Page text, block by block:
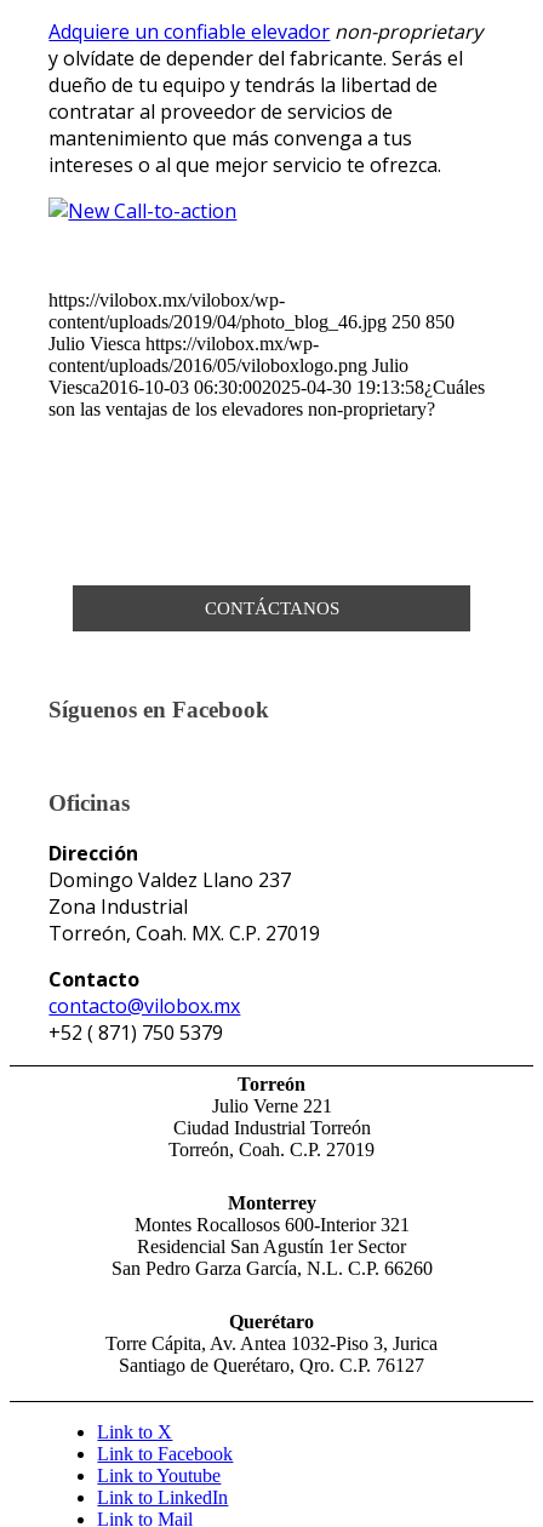
Adquiere un confiable elevador non-proprietary
y olvídate de depender del fabricante. Serás el
dueño de tu equipo y tendrás la libertad de
contratar al proveedor de servicios de
mantenimiento que más convenga a tus
intereses o al que mejor servicio te ofrezca.
https://vilobox.mx/vilobox/wp-
content/uploads/2019/04/photo_blog_46.jpg 250 850
Julio Viesca https://vilobox.mx/wp-
content/uploads/2016/05/viloboxlogo.png Julio
Viesca2016-10-03 06:30:002025-04-30 19:13:58¿Cuáles
son las ventajas de los elevadores non-proprietary?
CONTÁCTANOS
Síguenos en Facebook
Oficinas
Dirección
Domingo Valdez Llano 237
Zona Industrial
Torreón, Coah. MX. C.P. 27019
Contacto
contacto@vilobox.mx
+52 ( 871) 750 5379
Torreón
Julio Verne 221
Ciudad Industrial Torreón
Torreón, Coah. C.P. 27019
Monterrey
Montes Rocallosos 600-Interior 321
Residencial San Agustín 1er Sector
San Pedro Garza García, N.L. C.P. 66260
Querétaro
Torre Cápita, Av. Antea 1032-Piso 3, Jurica
Santiago de Querétaro, Qro. C.P. 76127
Link to X
Link to Facebook
Link to Youtube
Link to LinkedIn
Link to Mail